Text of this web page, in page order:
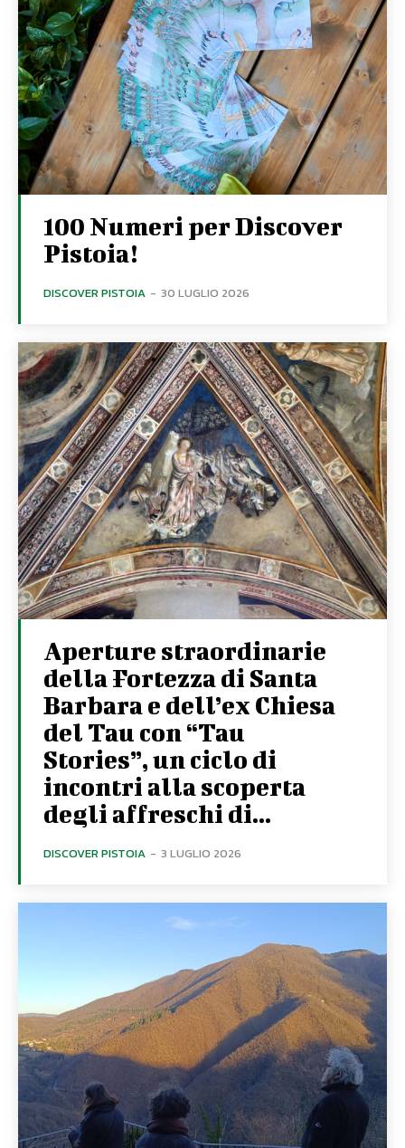
100 Numeri per Discover
Pistoia!
DISCOVER PISTOIA - 30 LUGLIO 2026
Aperture straordinarie
della Fortezza di Santa
Barbara e dell’ex Chiesa
del Tau con “Tau
Stories”, un ciclo di
incontri alla scoperta
degli affreschi di...
DISCOVER PISTOIA - 3 LUGLIO 2026